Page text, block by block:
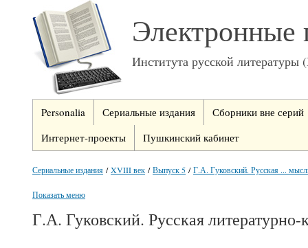
Электронные
Института русской
Personalia Сериальные издания
Сборники вне серий
Интернет-проекты
Пушкинский кабинет
Сериальные издания /XVIII век /Выпуск 5 /Г.А. Гуковский. Русская ...
Показать меню
Г.А. Гуковский. Русская